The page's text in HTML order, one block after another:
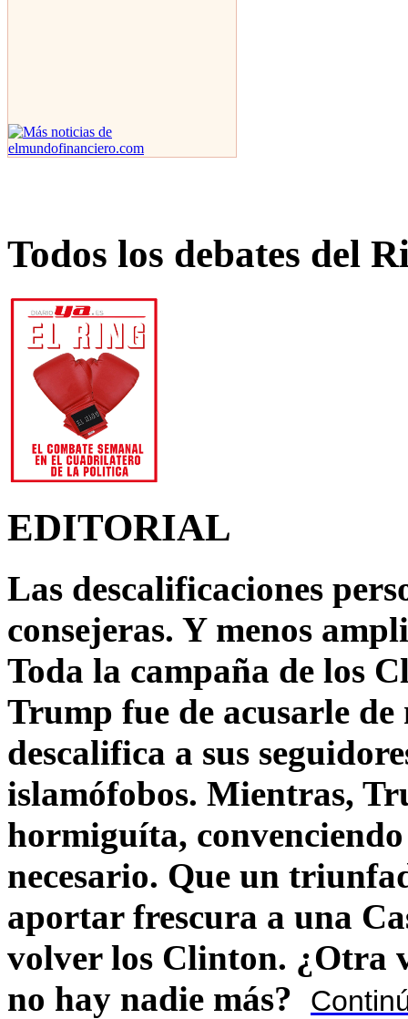
Todos los debates del
EDITORIAL
Las descalificaciones
consejeras. Y menos
Toda la campaña de los
Trump fue de acusarle
descalifica a sus
islamófobos. Mientras,
hormiguíta,
necesario. Que un
aportar frescura a una
volver los Clinton. ¿Otra
no hay nadie más?